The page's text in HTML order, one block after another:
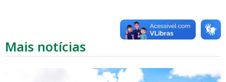
Mais notícias